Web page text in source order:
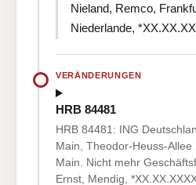
Nieland, Remco,
Niederlande,
VERÄNDERUNGEN
HRB 84481
HRB 84481: ING
Main, Theodor-Heuss-
Main. Nicht mehr
Ernst, Mendig,